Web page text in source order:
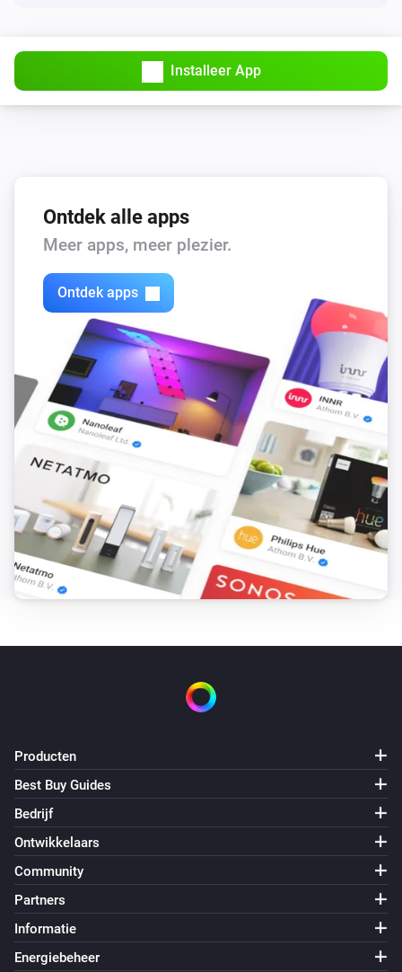
Stop de lopende timer
Installeer App
Ontdek alle apps
Meer apps, meer plezier.
Ontdek apps
Producten
Best Buy Guides
Bedrijf
Ontwikkelaars
Community
Partners
Informatie
Energiebeheer